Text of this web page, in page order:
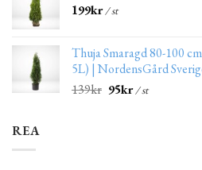
199kr/ st
Thuja Smaragd 80-100
5L) | NordensGård
139kr 95kr/ st
REA